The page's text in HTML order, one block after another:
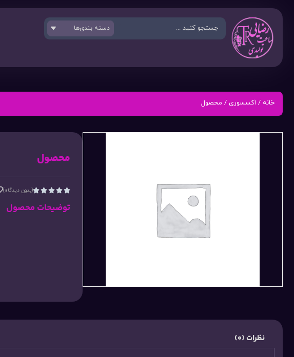
خانه / اکسسوری / محصول
محصول




(بدون دیدگاه)
توضیحات محصول
نظرات (0)